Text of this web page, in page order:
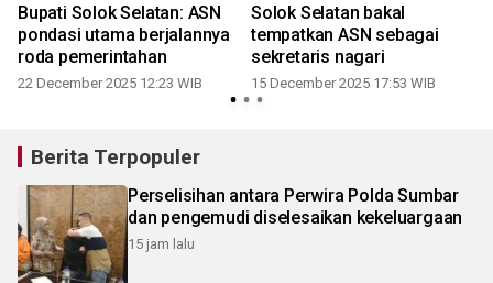
Bupati Solok Selatan: ASN
pondasi utama berjalannya
roda pemerintahan
22 December 2025 12:23 WIB
Solok Selatan bakal
tempatkan ASN sebagai
sekretaris nagari
15 December 2025 17:53 WIB
Berita Terpopuler
Perselisihan antara Perwira Polda Sumbar
dan pengemudi diselesaikan kekeluargaan
15 jam lalu